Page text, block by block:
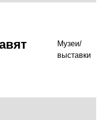
Музеи/
выставки